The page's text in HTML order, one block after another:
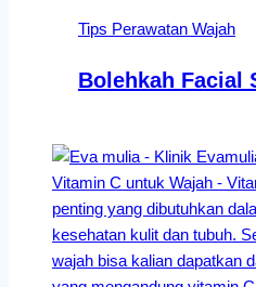
Tips Perawatan Wajah
Bolehkah Facial